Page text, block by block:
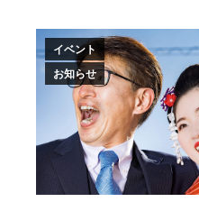
イベント
お知らせ